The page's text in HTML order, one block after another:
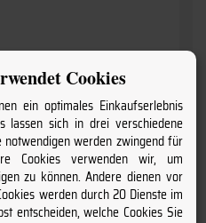
Cookies
ein optimales Einkaufserlebnis
lassen sich in drei verschiedene
notwendigen werden zwingend für
Cookies verwenden wir, um
zu können. Andere dienen vor
werden durch 20 Dienste im
entscheiden, welche Cookies Sie